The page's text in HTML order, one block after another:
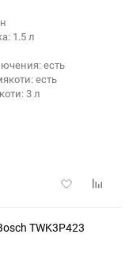
1.5 л
есть
есть
3 л
Добавить
TWK3P423